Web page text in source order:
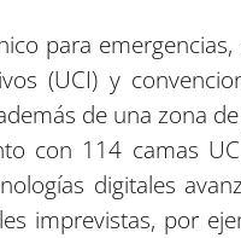
para
(UCI) y
de una zona
con 114 camas
digitales
imprevistas, por